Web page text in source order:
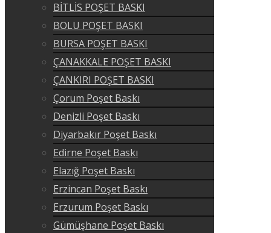
BİTLİS POŞET BASKI
BOLU POŞET BASKI
BURSA POŞET BASKI
ÇANAKKALE POŞET BASKI
ÇANKIRI POŞET BASKI
Çorum Poşet Baskı
Denizli Poşet Baskı
Diyarbakır Poşet Baskı
Edirne Poşet Baskı
Elazığ Poşet Baskı
Erzincan Poşet Baskı
Erzurum Poşet Baskı
Gümüşhane Poşet Baskı